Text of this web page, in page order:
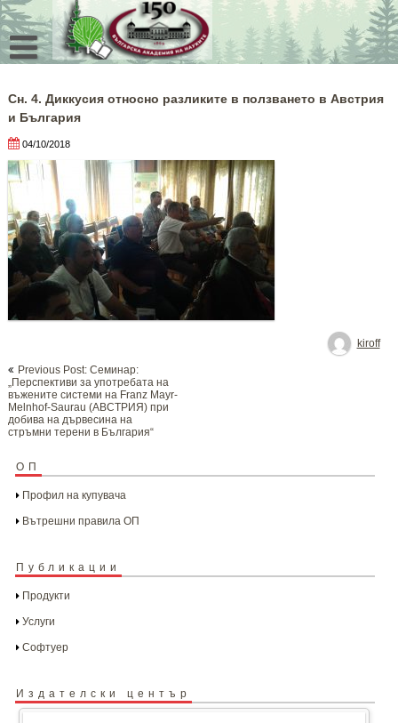
Skip
to
content
Сн. 4. Диккусия относно разликите в ползването в Австрия
и България
04/10/2018
kiroff
navigation
Previous Post: Семинар:
„Перспективи за употребата на
въжените системи на Franz Мayr-
Мelnhof-Saurau (АВСТРИЯ) при
добива на дървесина на
стръмни терени в България“
ОП
Профил на купувача
Вътрешни правила ОП
Публикации
Продукти
Услуги
Софтуер
Издателски център